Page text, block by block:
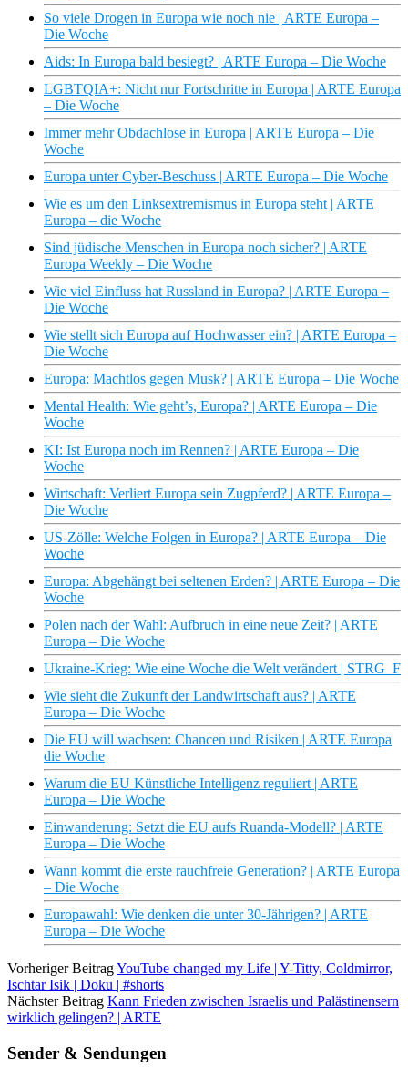
So viele Drogen in Europa wie noch nie | ARTE Europa –
Die Woche
Aids: In Europa bald besiegt? | ARTE Europa – Die Woche
LGBTQIA+: Nicht nur Fortschritte in Europa | ARTE Europa
– Die Woche
Immer mehr Obdachlose in Europa | ARTE Europa – Die
Woche
Europa unter Cyber-Beschuss | ARTE Europa – Die Woche
Wie es um den Linksextremismus in Europa steht | ARTE
Europa – die Woche
Sind jüdische Menschen in Europa noch sicher? | ARTE
Europa Weekly – Die Woche
Wie viel Einfluss hat Russland in Europa? | ARTE Europa –
Die Woche
Wie stellt sich Europa auf Hochwasser ein? | ARTE Europa –
Die Woche
Europa: Machtlos gegen Musk? | ARTE Europa – Die Woche
Mental Health: Wie geht’s, Europa? | ARTE Europa – Die
Woche
KI: Ist Europa noch im Rennen? | ARTE Europa – Die
Woche
Wirtschaft: Verliert Europa sein Zugpferd? | ARTE Europa –
Die Woche
US-Zölle: Welche Folgen in Europa? | ARTE Europa – Die
Woche
Europa: Abgehängt bei seltenen Erden? | ARTE Europa – Die
Woche
Polen nach der Wahl: Aufbruch in eine neue Zeit? | ARTE
Europa – Die Woche
Ukraine-Krieg: Wie eine Woche die Welt verändert | STRG_F
Wie sieht die Zukunft der Landwirtschaft aus? | ARTE
Europa – Die Woche
Die EU will wachsen: Chancen und Risiken | ARTE Europa
die Woche
Warum die EU Künstliche Intelligenz reguliert | ARTE
Europa – Die Woche
Einwanderung: Setzt die EU aufs Ruanda-Modell? | ARTE
Europa – Die Woche
Wann kommt die erste rauchfreie Generation? | ARTE Europa
– Die Woche
Europawahl: Wie denken die unter 30-Jährigen? | ARTE
Europa – Die Woche
Vorheriger BeitragYouTube changed my Life | Y-Titty, Coldmirror,
Ischtar Isik | Doku | #shorts
Nächster Beitrag Kann Frieden zwischen Israelis und Palästinensern
wirklich gelingen? | ARTE
Sender & Sendungen